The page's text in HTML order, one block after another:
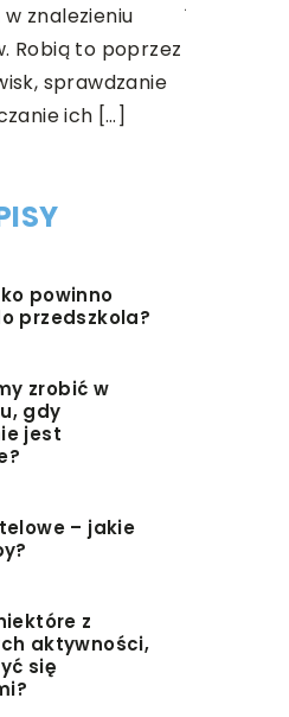
znalezieniu
Robią to poprzez
sprawdzanie
ich […]
powinno
przedszkola?
zrobić w
gdy
jest
– jakie
z
aktywności,
się